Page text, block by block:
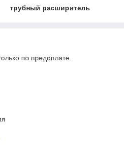
трубный расширитель
по предоплате.